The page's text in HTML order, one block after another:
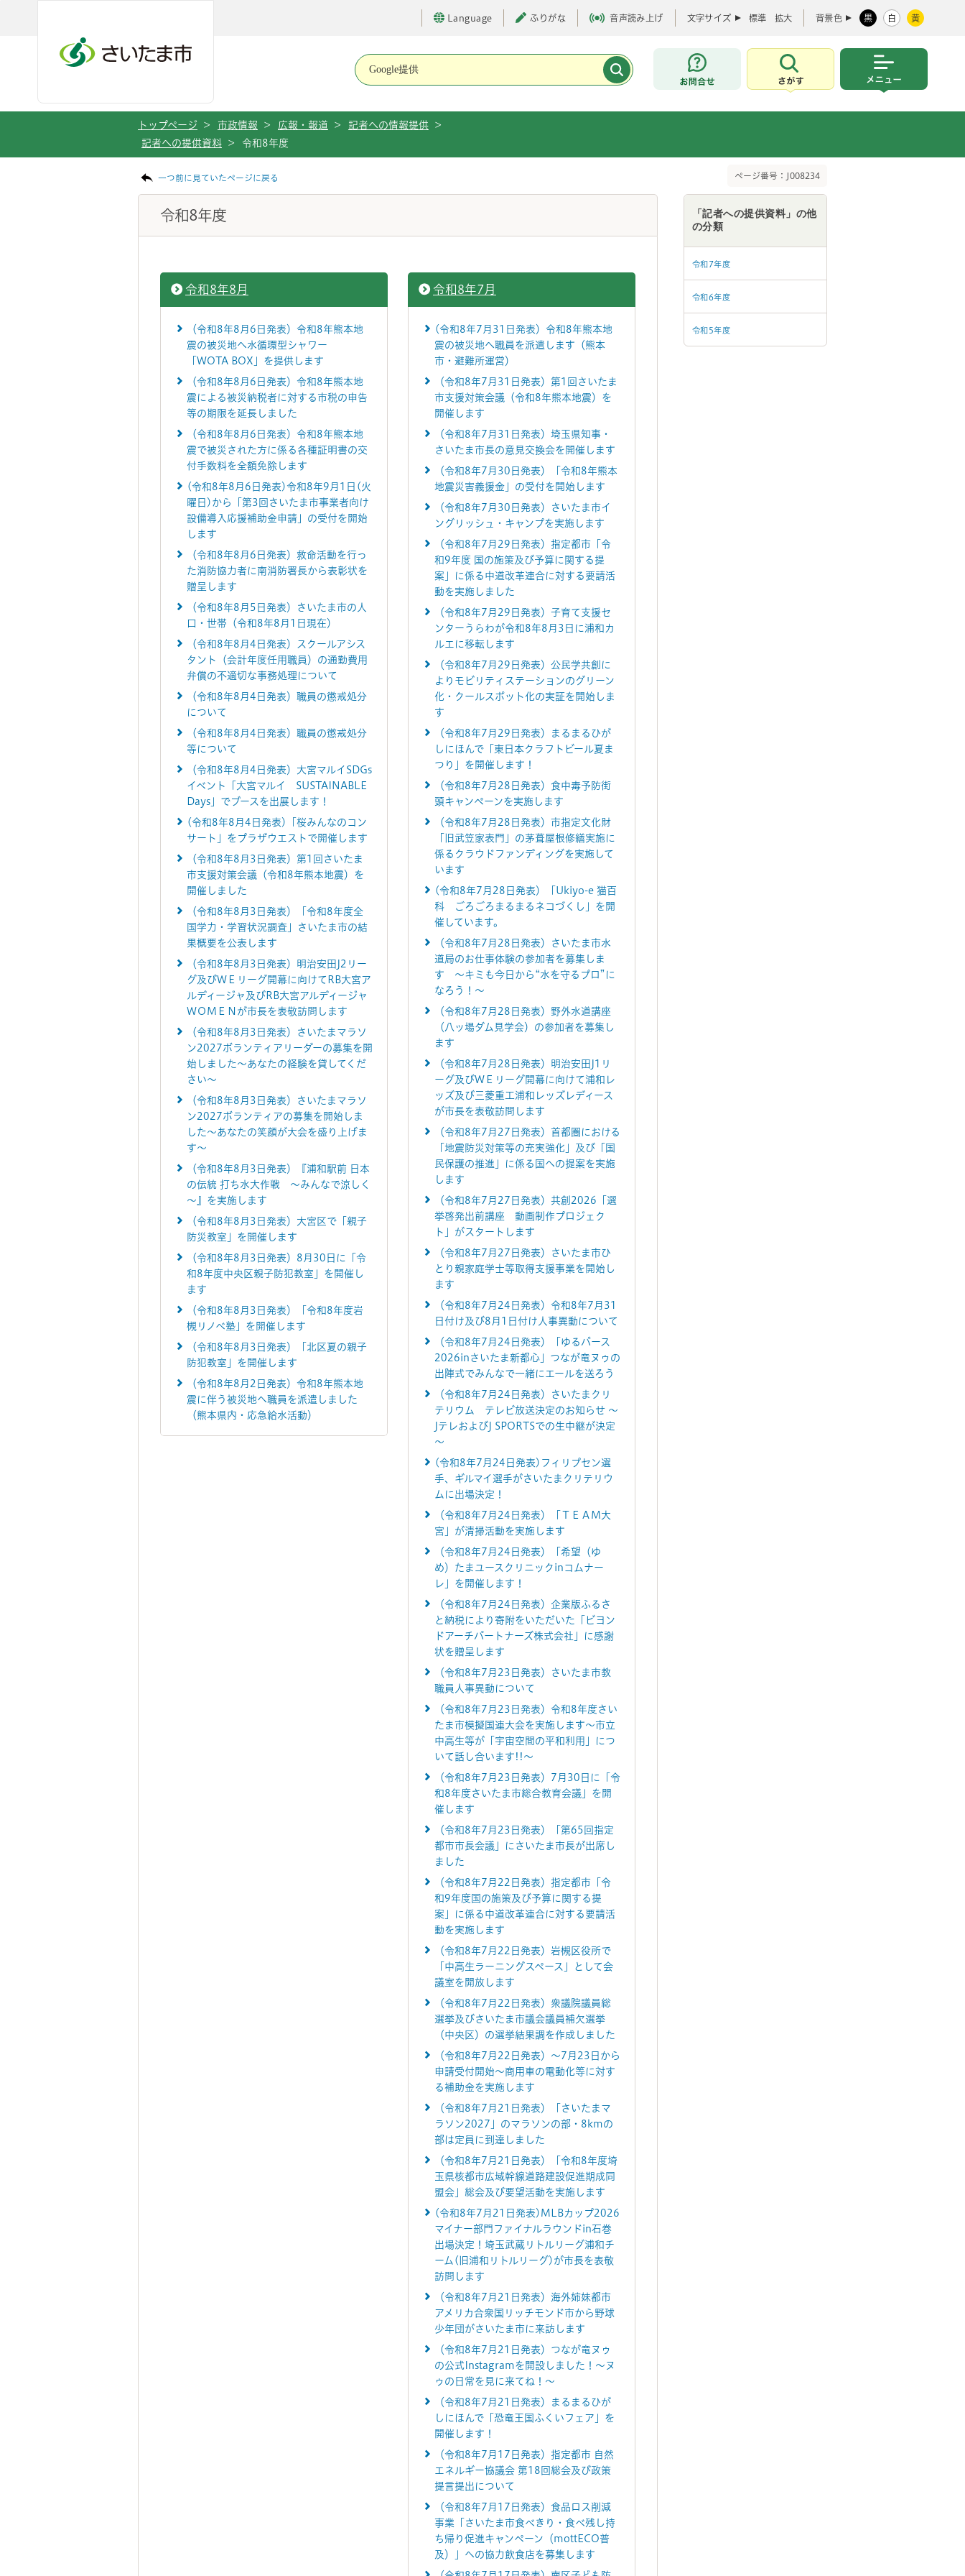
Language ふりがな 音声読み上げ 文字サイズ 標準 拡大 背景色 黒 白 黄
お問合せ
さがす
トップページ > 市政情報 > 広報・報道 > 記者への情報提供
>
記者への提供資料
> 令和8年度
一つ前に見ていたページに戻る ページ番号：J008234
令和8年度
令和8年8月
（令和8年8月6日発表）令和8年熊本地
震の被災地へ水循環型シャワー
「WOTA BOX」を提供します
（令和8年8月6日発表）令和8年熊本地
震による被災納税者に対する市税の申告
等の期限を延長しました
（令和8年8月6日発表）令和8年熊本地
震で被災された方に係る各種証明書の交
付手数料を全額免除します
(令和8年8月6日発表)令和8年9月1日(火
曜日)から「第3回さいたま市事業者向け
設備導入応援補助金申請」の受付を開始
します
（令和8年8月6日発表）救命活動を行っ
た消防協力者に南消防署長から表彰状を
贈呈します
（令和8年8月5日発表）さいたま市の人
口・世帯（令和8年8月1日現在）
（令和8年8月4日発表）スクールアシス
タント（会計年度任用職員）の通勤費用
弁償の不適切な事務処理について
（令和8年8月4日発表）職員の懲戒処分
について
（令和8年8月4日発表）職員の懲戒処分
等について
（令和8年8月4日発表）大宮マルイSDGs
イベント「大宮マルイ SUSTAINABLE
Days」でブースを出展します！
(令和8年8月4日発表)「桜みんなのコン
サート」をプラザウエストで開催します
（令和8年8月3日発表）第1回さいたま
市支援対策会議（令和8年熊本地震）を
開催しました
（令和8年8月3日発表）「令和8年度全
国学力・学習状況調査」さいたま市の結
果概要を公表します
（令和8年8月3日発表）明治安田J2リー
グ及びＷＥリーグ開幕に向けてRB大宮ア
ルディージャ及びRB大宮アルディージャ
ＷＯＭＥＮが市長を表敬訪問します
（令和8年8月3日発表）さいたまマラソ
ン2027ボランティアリーダーの募集を開
始しました～あなたの経験を貸してくだ
さい～
（令和8年8月3日発表）さいたまマラソ
ン2027ボランティアの募集を開始しま
した～あなたの笑顔が大会を盛り上げま
す～
（令和8年8月3日発表）『浦和駅前 日本
の伝統 打ち水大作戦 ～みんなで涼しく
～』を実施します
（令和8年8月3日発表）大宮区で「親子
防災教室」を開催します
（令和8年8月3日発表）8月30日に「令
和8年度中央区親子防犯教室」を開催し
ます
（令和8年8月3日発表）「令和8年度岩
槻リノベ塾」を開催します
（令和8年8月3日発表）「北区夏の親子
防犯教室」を開催します
（令和8年8月2日発表）令和8年熊本地
震に伴う被災地へ職員を派遣しました
（熊本県内・応急給水活動）
令和8年7月
(令和8年7月31日発表）令和8年熊本地
震の被災地へ職員を派遣します（熊本
市・避難所運営）
（令和8年7月31日発表）第1回さいたま
市支援対策会議（令和8年熊本地震）を
開催します
（令和8年7月31日発表）埼玉県知事・
さいたま市長の意見交換会を開催します
（令和8年7月30日発表）「令和8年熊本
地震災害義援金」の受付を開始します
（令和8年7月30日発表）さいたま市イ
ングリッシュ・キャンプを実施します
（令和8年7月29日発表）指定都市「令
和9年度 国の施策及び予算に関する提
案」に係る中道改革連合に対する要請活
動を実施しました
（令和8年7月29日発表）子育て支援セ
ンターうらわが令和8年8月3日に浦和カ
ルエに移転します
（令和8年7月29日発表）公民学共創に
よりモビリティステーションのグリーン
化・クールスポット化の実証を開始しま
す
（令和8年7月29日発表）まるまるひが
しにほんで「東日本クラフトビール夏ま
つり」を開催します！
（令和8年7月28日発表）食中毒予防街
頭キャンペーンを実施します
（令和8年7月28日発表）市指定文化財
「旧武笠家表門」の茅葺屋根修繕実施に
係るクラウドファンディングを実施して
います
(令和8年7月28日発表）「Ukiyo-e 猫百
科 ごろごろまるまるネコづくし」を開
催しています。
（令和8年7月28日発表）さいたま市水
道局のお仕事体験の参加者を募集しま
す ～キミも今日から“水を守るプロ”に
なろう！～
（令和8年7月28日発表）野外水道講座
（八ッ場ダム見学会）の参加者を募集し
ます
（令和8年7月28日発表）明治安田J1リ
ーグ及びＷＥリーグ開幕に向けて浦和レ
ッズ及び三菱重工浦和レッズレディース
が市長を表敬訪問します
（令和8年7月27日発表）首都圏における
「地震防災対策等の充実強化」及び「国
民保護の推進」に係る国への提案を実施
します
（令和8年7月27日発表）共創2026「選
挙啓発出前講座 動画制作プロジェク
ト」がスタートします
（令和8年7月27日発表）さいたま市ひ
とり親家庭学士等取得支援事業を開始し
ます
（令和8年7月24日発表）令和8年7月31
日付け及び8月1日付け人事異動について
（令和8年7月24日発表）「ゆるバース
2026inさいたま新都心」つなが竜ヌゥの
出陣式でみんなで一緒にエールを送ろう
（令和8年7月24日発表）さいたまクリ
テリウム テレビ放送決定のお知らせ ～
JテレおよびJ SPORTSでの生中継が決定
～
(令和8年7月24日発表)フィリプセン選
手、ギルマイ選手がさいたまクリテリウ
ムに出場決定！
（令和8年7月24日発表）「ＴＥＡＭ大
宮」が清掃活動を実施します
（令和8年7月24日発表）「希望（ゆ
め）たまユースクリニックinコムナー
レ」を開催します！
（令和8年7月24日発表）企業版ふるさ
と納税により寄附をいただいた「ビヨン
ドアーチパートナーズ株式会社」に感謝
状を贈呈します
（令和8年7月23日発表）さいたま市教
職員人事異動について
（令和8年7月23日発表）令和8年度さい
たま市模擬国連大会を実施します～市立
中高生等が「宇宙空間の平和利用」につ
いて話し合います!!～
（令和8年7月23日発表）7月30日に「令
和8年度さいたま市総合教育会議」を開
催します
（令和8年7月23日発表）「第65回指定
都市市長会議」にさいたま市長が出席し
ました
（令和8年7月22日発表）指定都市「令
和9年度国の施策及び予算に関する提
案」に係る中道改革連合に対する要請活
動を実施します
（令和8年7月22日発表）岩槻区役所で
「中高生ラーニングスペース」として会
議室を開放します
（令和8年7月22日発表）衆議院議員総
選挙及びさいたま市議会議員補欠選挙
（中央区）の選挙結果調を作成しました
（令和8年7月22日発表）～7月23日から
申請受付開始～商用車の電動化等に対す
る補助金を実施します
（令和8年7月21日発表）「さいたまマ
ラソン2027」のマラソンの部・8kmの
部は定員に到達しました
（令和8年7月21日発表）「令和8年度埼
玉県核都市広域幹線道路建設促進期成同
盟会」総会及び要望活動を実施します
(令和8年7月21日発表)MLBカップ2026
マイナー部門ファイナルラウンドin石巻
出場決定！埼玉武蔵リトルリーグ浦和チ
ーム(旧浦和リトルリーグ)が市長を表敬
訪問します
（令和8年7月21日発表）海外姉妹都市
アメリカ合衆国リッチモンド市から野球
少年団がさいたま市に来訪します
（令和8年7月21日発表）つなが竜ヌゥ
の公式Instagramを開設しました！～ヌ
ゥの日常を見に来てね！～
（令和8年7月21日発表）まるまるひが
しにほんで「恐竜王国ふくいフェア」を
開催します！
（令和8年7月17日発表）指定都市 自然
エネルギー協議会 第18回総会及び政策
提言提出について
（令和8年7月17日発表）食品ロス削減
事業「さいたま市食べきり・食べ残し持
ち帰り促進キャンペーン（mottECO普
及）」への協力飲食店を募集します
「記者への提供資料」の他
の分類
令和7年度
令和6年度
令和5年度